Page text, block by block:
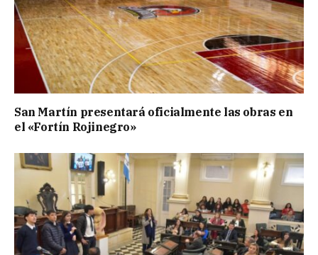
San Martín presentará oficialmente las obras en
el «Fortín Rojinegro»